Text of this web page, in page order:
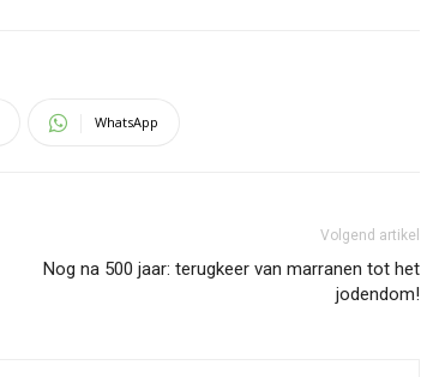
WhatsApp
Volgend artikel
Nog na 500 jaar: terugkeer van marranen tot het
jodendom!